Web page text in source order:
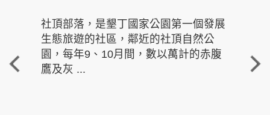
社頂部落，是墾丁國家公園第一個發展
生態旅遊的社區，鄰近的社頂自然公
園，每年9、10月間，數以萬計的赤腹
鷹及灰 ...
重
走進